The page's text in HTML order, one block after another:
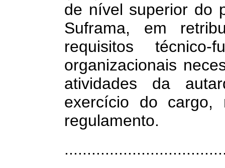
de nível superior do
Suframa, em
requisitos técnico-
organizacionais
atividades da
exercício do cargo,
regulamento.